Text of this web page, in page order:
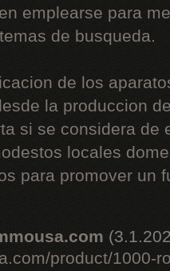
emplearse para
de busqueda.
de los
la produccion
si se considera de
locales
para promover un
product/1000-